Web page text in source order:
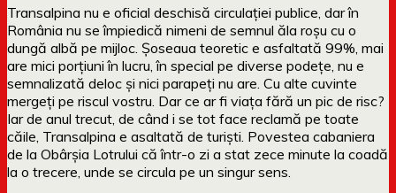
Transalpina nu e oficial deschisă circulației publice, dar în
România nu se împiedică nimeni de semnul ăla roșu cu o
dungă albă pe mijloc. Șoseaua teoretic e asfaltată 99%, mai
are mici porțiuni în lucru, în special pe diverse podețe, nu e
semnalizată deloc și nici parapeți nu are. Cu alte cuvinte
mergeți pe riscul vostru. Dar ce ar fi viața fără un pic de risc?
Iar de anul trecut, de când i se tot face reclamă pe toate
căile, Transalpina e asaltată de turiști. Povestea cabaniera
de la Obârșia Lotrului că într-o zi a stat zece minute la coadă
la o trecere, unde se circula pe un singur sens.